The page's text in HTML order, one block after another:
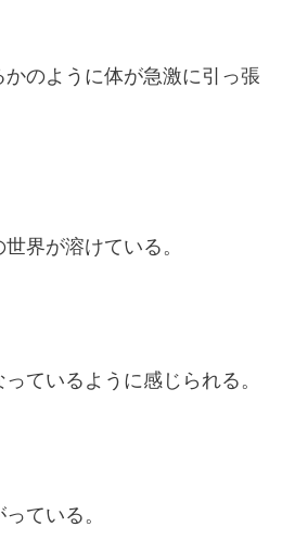
のように体が急激に引っ張
界が溶けている。
ているように感じられる。
ている。